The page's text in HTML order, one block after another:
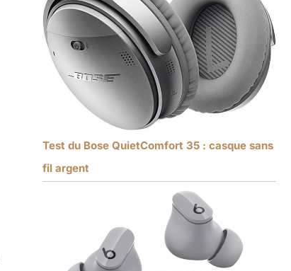
Test du Bose QuietComfort 35 : casque sans
fil argent